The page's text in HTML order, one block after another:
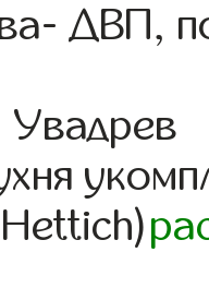
ДВП,